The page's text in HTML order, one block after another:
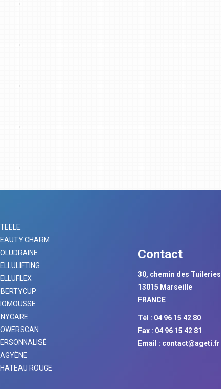
CHARM
ROUGE
Contact
30, chemin des Tuileries
13015 Marseille
FRANCE
Tél : 04 96 15 42 80
Fax : 04 96 15 42 81
Email : contact@ageti.fr